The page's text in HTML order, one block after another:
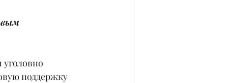
поддержку